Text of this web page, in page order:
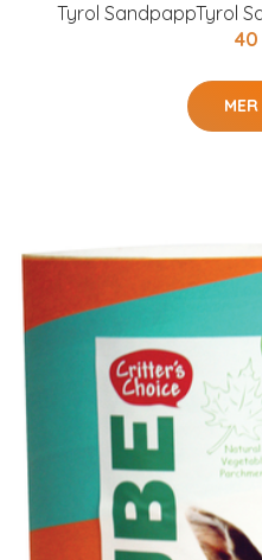
Tyrol SandpappTyrol
40